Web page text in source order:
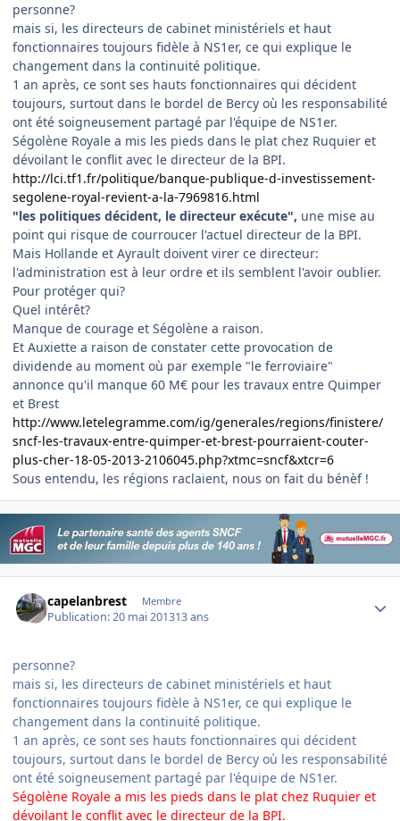
personne?
mais si, les directeurs de cabinet ministériels et haut
fonctionnaires toujours fidèle à NS1er, ce qui explique le
changement dans la continuité politique.
1 an après, ce sont ses hauts fonctionnaires qui décident
toujours, surtout dans le bordel de Bercy où les responsabilité
ont été soigneusement partagé par l'équipe de NS1er.
Ségolène Royale a mis les pieds dans le plat chez Ruquier et
dévoilant le conflit avec le directeur de la BPI.
http://lci.tf1.fr/politique/banque-publique-d-investissement-
segolene-royal-revient-a-la-7969816.html
"les politiques décident, le directeur exécute", une mise au
point qui risque de courroucer l'actuel directeur de la BPI.
Mais Hollande et Ayrault doivent virer ce directeur:
l'administration est à leur ordre et ils semblent l'avoir oublier.
Pour protéger qui?
Quel intérêt?
Manque de courage et Ségolène a raison.
Et Auxiette a raison de constater cette provocation de
dividende au moment où par exemple "le ferroviaire"
annonce qu'il manque 60 M€ pour les travaux entre Quimper
et Brest
http://www.letelegramme.com/ig/generales/regions/finistere/
sncf-les-travaux-entre-quimper-et-brest-pourraient-couter-
plus-cher-18-05-2013-2106045.php?xtmc=sncf&xtcr=6
Sous entendu, les régions raclaient, nous on fait du bénèf !
capelanbrest Membre
Publication:20 mai 201313 ans
personne?
mais si, les directeurs de cabinet ministériels et haut
fonctionnaires toujours fidèle à NS1er, ce qui explique le
changement dans la continuité politique.
1 an après, ce sont ses hauts fonctionnaires qui décident
toujours, surtout dans le bordel de Bercy où les responsabilité
ont été soigneusement partagé par l'équipe de NS1er.
Ségolène Royale a mis les pieds dans le plat chez Ruquier et
dévoilant le conflit avec le directeur de la BPI.